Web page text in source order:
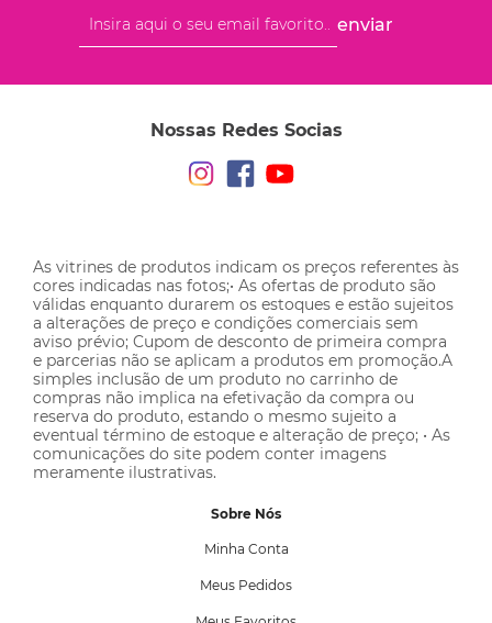
enviar
Nossas Redes Socias
As vitrines de produtos indicam os preços referentes às
cores indicadas nas fotos;• As ofertas de produto são
válidas enquanto durarem os estoques e estão sujeitos
a alterações de preço e condições comerciais sem
aviso prévio; Cupom de desconto de primeira compra
e parcerias não se aplicam a produtos em promoção.A
simples inclusão de um produto no carrinho de
compras não implica na efetivação da compra ou
reserva do produto, estando o mesmo sujeito a
eventual término de estoque e alteração de preço; • As
comunicações do site podem conter imagens
meramente ilustrativas.
Sobre Nós
Minha Conta
Meus Pedidos